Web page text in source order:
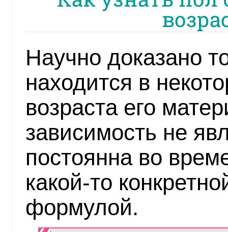
Научно доказано
находится в
возраста его
зависимость не
постоянна во
какой-то
формулой.